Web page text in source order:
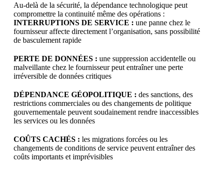
Au-delà de la sécurité, la dépendance technologique peut
compromettre la continuité même des opérations :
INTERRUPTIONS DE SERVICE : une panne chez le
fournisseur affecte directement l’organisation, sans possibilité
de basculement rapide
PERTE DE DONNÉES : une suppression accidentelle ou
malveillante chez le fournisseur peut entraîner une perte
irréversible de données critiques
DÉPENDANCE GÉOPOLITIQUE : des sanctions, des
restrictions commerciales ou des changements de politique
gouvernementale peuvent soudainement rendre inaccessibles
les services ou les données
COÛTS CACHÉS : les migrations forcées ou les
changements de conditions de service peuvent entraîner des
coûts importants et imprévisibles